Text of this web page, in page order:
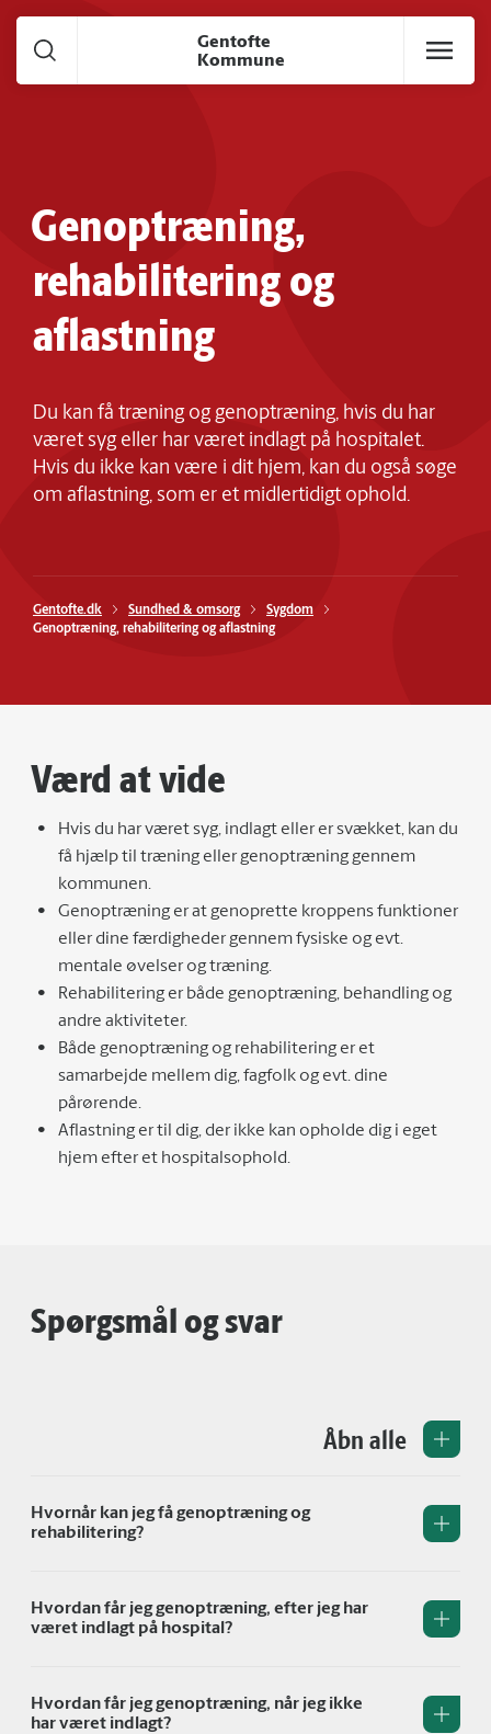
Gentofte
Kommune
Genoptræning,
rehabilitering og
aflastning
Du kan få træning og genoptræning, hvis du har
været syg eller har været indlagt på hospitalet.
Hvis du ikke kan være i dit hjem, kan du også søge
om aflastning, som er et midlertidigt ophold.
Gentofte.dk Sundhed & omsorg
Sygdom
Genoptræning, rehabilitering og aflastning
Værd at vide
Hvis du har været syg, indlagt eller er svækket, kan du
få hjælp til træning eller genoptræning gennem
kommunen.
Genoptræning er at genoprette kroppens funktioner
eller dine færdigheder gennem fysiske og evt.
mentale øvelser og træning.
Rehabilitering er både genoptræning, behandling og
andre aktiviteter.
Både genoptræning og rehabilitering er et
samarbejde mellem dig, fagfolk og evt. dine
pårørende.
Aflastning er til dig, der ikke kan opholde dig i eget
hjem efter et hospitalsophold.
Spørgsmål og svar
Åbn alle
Hvornår kan jeg få genoptræning og
rehabilitering?
Hvordan får jeg genoptræning, efter jeg har
været indlagt på hospital?
Hvordan får jeg genoptræning, når jeg ikke
har været indlagt?